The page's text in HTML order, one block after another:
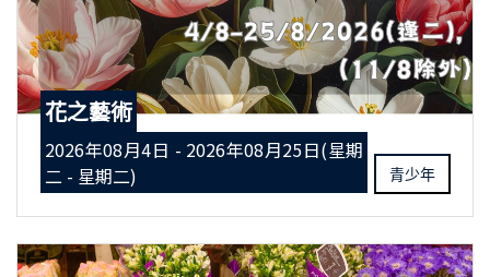
花之藝術
2026年08月4日 - 2026年08月25日(星期
二 - 星期二)
青少年